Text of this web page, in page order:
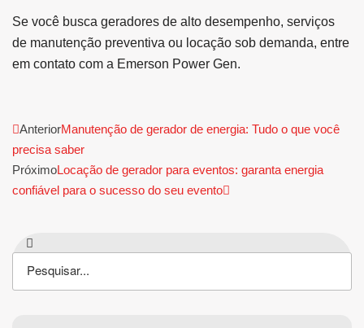
Se você busca geradores de alto desempenho, serviços
de manutenção preventiva ou locação sob demanda, entre
em contato com a Emerson Power Gen.
AnteriorManutenção de gerador de energia: Tudo o que você
precisa saber
PróximoLocação de gerador para eventos: garanta energia
confiável para o sucesso do seu evento